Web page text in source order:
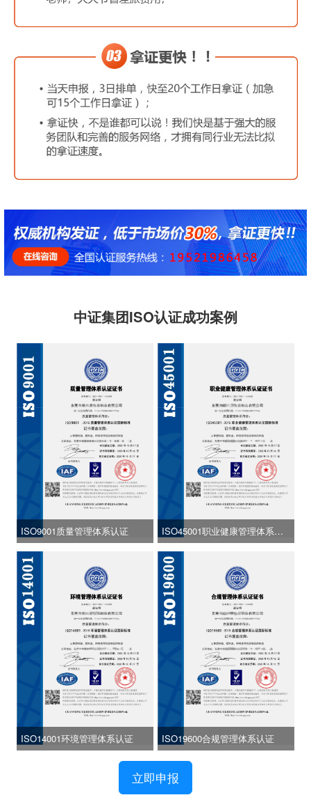
中证集团ISO认证成功案例
ISO9001质量管理体系认证
ISO14001环境管理体系认证
ISO45001职业健康管理体系认
证
ISO19600合规管理体系认证
立即申报